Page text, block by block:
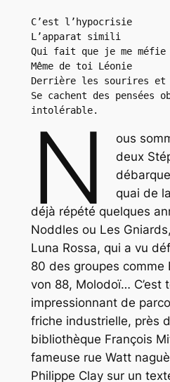
C’est l’hypocrisie
L’apparat simili
Qui fait que je me méfie
Même de toi Léonie
Derrière les sourires et
Se cachent des pensées
intolérable.
N
ous
deux
quai de
déjà répété quelques
Noddles ou Les
Luna Rossa, qui a vu
80 des groupes comme
von 88, Molodoï… C’est
impressionnant de
friche industrielle, près
bibliothèque François
fameuse rue Watt
Philippe Clay sur un